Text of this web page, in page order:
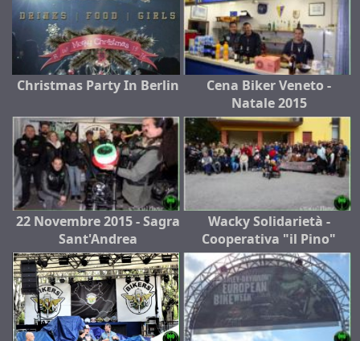
Christmas Party In Berlin
Cena Biker Veneto -
Natale 2015
22 Novembre 2015 - Sagra
Sant'Andrea
Wacky Solidarietà -
Cooperativa "il Pino"